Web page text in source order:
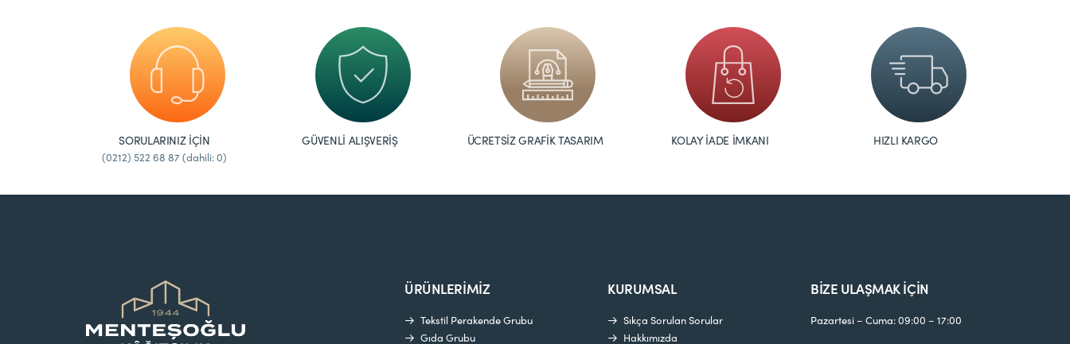
SORULARINIZ İÇİN
(0212) 522 68 87 (dahili: 0)
GÜVENLİ ALIŞVERİŞ ÜCRETSİZ GRAFİK TASARIM KOLAY İADE İMKANI HIZLI KARGO
ÜRÜNLERİMİZ
Tekstil Perakende Grubu
Gıda Grubu
KURUMSAL
Sıkça Sorulan Sorular
Hakkımızda
BİZE ULAŞMAK İÇİN
Pazartesi – Cuma: 09:00 – 17:00